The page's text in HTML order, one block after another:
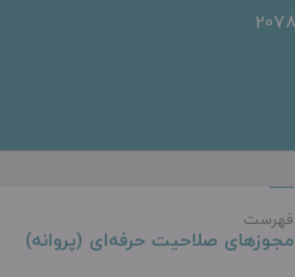
فهرست
مجوزهای صلاحیت حرفه‌ای (پروانه)